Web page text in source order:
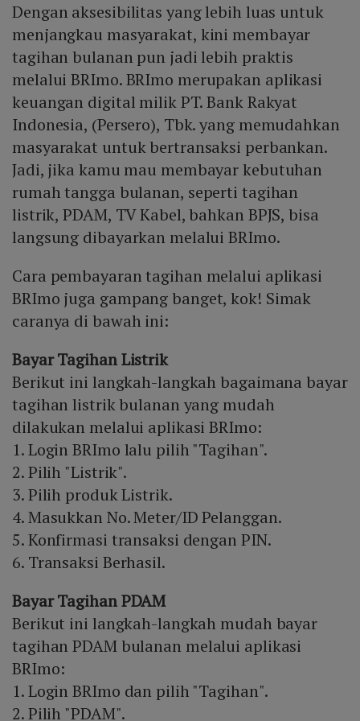
Dengan aksesibilitas yang lebih luas untuk
menjangkau masyarakat, kini membayar
tagihan bulanan pun jadi lebih praktis
melalui BRImo. BRImo merupakan aplikasi
keuangan digital milik PT. Bank Rakyat
Indonesia, (Persero), Tbk. yang memudahkan
masyarakat untuk bertransaksi perbankan.
Jadi, jika kamu mau membayar kebutuhan
rumah tangga bulanan, seperti tagihan
listrik, PDAM, TV Kabel, bahkan BPJS, bisa
langsung dibayarkan melalui BRImo.
Cara pembayaran tagihan melalui aplikasi
BRImo juga gampang banget, kok! Simak
caranya di bawah ini:
Bayar Tagihan Listrik
Berikut ini langkah-langkah bagaimana bayar
tagihan listrik bulanan yang mudah
dilakukan melalui aplikasi BRImo:
1. Login BRImo lalu pilih "Tagihan".
2. Pilih "Listrik".
3. Pilih produk Listrik.
4. Masukkan No. Meter/ID Pelanggan.
5. Konfirmasi transaksi dengan PIN.
6. Transaksi Berhasil.
Bayar Tagihan PDAM
Berikut ini langkah-langkah mudah bayar
tagihan PDAM bulanan melalui aplikasi
BRImo:
1. Login BRImo dan pilih "Tagihan".
2. Pilih "PDAM".